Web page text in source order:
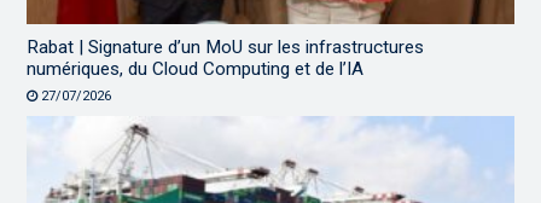
Rabat | Signature d’un MoU sur les infrastructures
numériques, du Cloud Computing et de l’IA
27/07/2026